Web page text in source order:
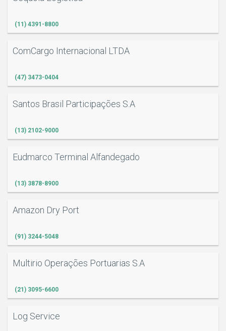
(11) 4391-8800
ComCargo Internacional LTDA
(47) 3473-0404
Santos Brasil Participações S.A
(13) 2102-9000
Eudmarco Terminal Alfandegado
(13) 3878-8900
Amazon Dry Port
(91) 3244-5048
Multirio Operações Portuarias S.A
(21) 3095-6600
Log Service